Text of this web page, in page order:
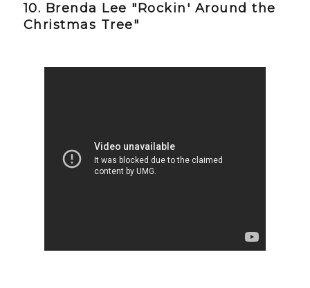
10. Brenda Lee "Rockin' Around the
Christmas Tree"